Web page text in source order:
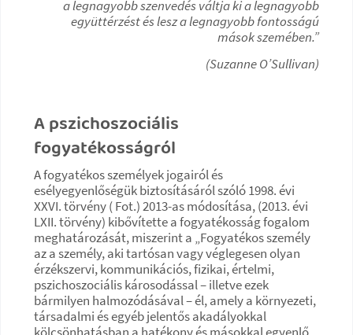
a legnagyobb szenvedés váltja ki a legnagyobb
együttérzést és lesz a legnagyobb fontosságú
mások szemében.”
(Suzanne O’Sullivan)
A pszichoszociális
fogyatékosságról
A fogyatékos személyek jogairól és
esélyegyenlőségük biztosításáról szóló 1998. évi
XXVI. törvény ( Fot.) 2013-as módosítása, (2013. évi
LXII. törvény) kibővítette a fogyatékosság fogalom
meghatározását, miszerint a „Fogyatékos személy
az a személy, aki tartósan vagy véglegesen olyan
érzékszervi, kommunikációs, fizikai, értelmi,
pszichoszociális károsodással – illetve ezek
bármilyen halmozódásával – él, amely a környezeti,
társadalmi és egyéb jelentős akadályokkal